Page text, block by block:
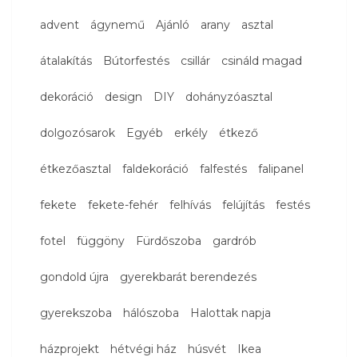
advent ágynemű Ajánló arany asztal
átalakítás Bútorfestés csillár csináld magad
dekoráció design DIY dohányzóasztal
dolgozósarok Egyéb erkély étkező
étkezőasztal faldekoráció falfestés falipanel
fekete fekete-fehér felhívás felújítás festés
fotel függöny Fürdőszoba gardrób
gondold újra gyerekbarát berendezés
gyerekszoba hálószoba Halottak napja
házprojekt hétvégi ház húsvét Ikea